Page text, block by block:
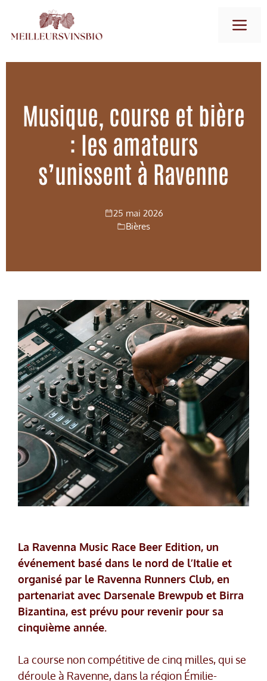
contenu
Musique, course et bière
: les amateurs
s’unissent à Ravenne
25 mai 2026
Bières
La Ravenna Music Race Beer Edition, un
événement basé dans le nord de l’Italie et
organisé par le Ravenna Runners Club, en
partenariat avec Darsenale Brewpub et Birra
Bizantina, est prévu pour revenir pour sa
cinquième année.
La course non compétitive de cinq milles, qui se
déroule à Ravenne, dans la région Émilie-